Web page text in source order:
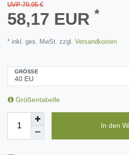
UVP 79,95 €
58,17 EUR *
* inkl. ges. MwSt. zzgl. Versandkosten
GRÖSSE
Größentabelle
In den